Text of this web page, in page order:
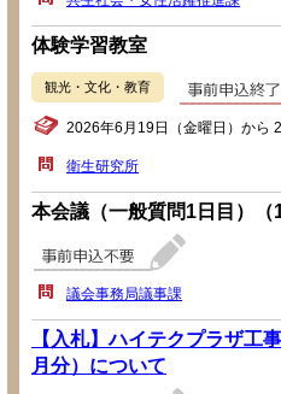
体験学習教室
観光・文化・教育
2026年6月19日（金曜日）から
衛生研究所
本会議（一般質問1日目）（
議会事務局議事課
【入札】ハイテクプラザ工
月分）について